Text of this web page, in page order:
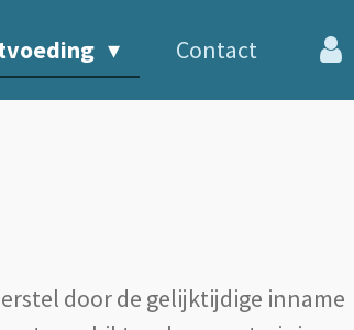
Contact
door de gelijktijdige inname